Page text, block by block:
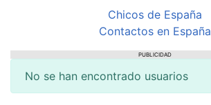
Chicos de España
Contactos en España
PUBLICIDAD
No se han encontrado usuarios